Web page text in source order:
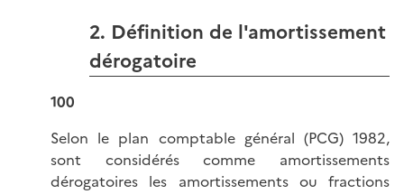
2. Définition de l'amortissement
dérogatoire
100
Selon le plan comptable général (PCG) 1982,
sont considérés comme amortissements
dérogatoires les amortissements ou fractions